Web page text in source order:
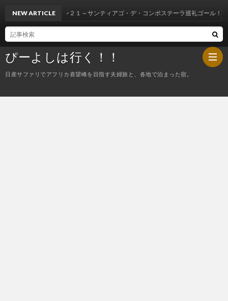
ぴーよしは行く！！
日産サファリでアフリカ喜望峰を目指す夫婦旅と、各地で泊まった宿。
NEW ARTICLE
スペイン２１～サンティアゴ・デ・コンポステーラ巡礼ゴール！